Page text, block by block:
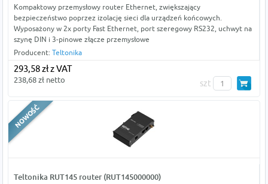
Kompaktowy przemysłowy router Ethernet, zwiększający
bezpieczeństwo poprzez izolację sieci dla urządzeń końcowych.
Wyposażony w 2x porty Fast Ethernet, port szeregowy RS232, uchwyt na
szynę DIN i 3-pinowe złącze przemysłowe
Producent: Teltonika
293,58 zł z VAT
238,68 zł netto szt
Teltonika RUT145 router (RUT145000000)